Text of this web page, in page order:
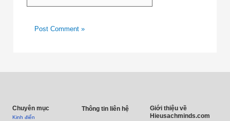
Chuyên mục
Kinh điển
Thông tin liên hệ
Instagram
Facebook
Mail
Giới thiệu về
Hieusachminds.com